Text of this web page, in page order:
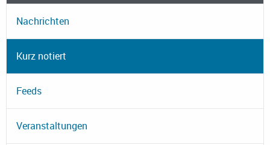
Nachrichten
Kurz notiert
Feeds
Veranstaltungen